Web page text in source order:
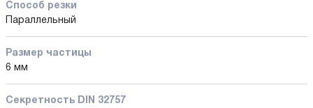
Способ резки
Параллельный
Размер частицы
6 мм
Секретность DIN 32757